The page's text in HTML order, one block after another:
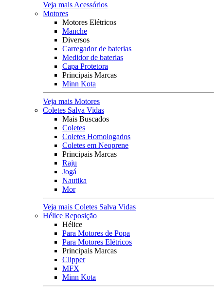
Veja mais Acessórios
Motores
Motores Elétricos
Manche
Diversos
Carregador de baterias
Medidor de baterias
Capa Protetora
Principais Marcas
Minn Kota
Veja mais Motores
Coletes Salva Vidas
Mais Buscados
Coletes
Coletes Homologados
Coletes em Neoprene
Principais Marcas
Raju
Jogá
Nautika
Mor
Veja mais Coletes Salva Vidas
Hélice Reposição
Hélice
Para Motores de Popa
Para Motores Elétricos
Principais Marcas
Clipper
MFX
Minn Kota